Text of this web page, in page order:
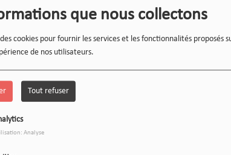
que nous collectons
cookies pour fournir les services et les fonctionnalités proposés
de nos utilisateurs.
Tout refuser
Analyse
LE 12-13 DU WEEK-END :
L'INSTANT WIPSEE